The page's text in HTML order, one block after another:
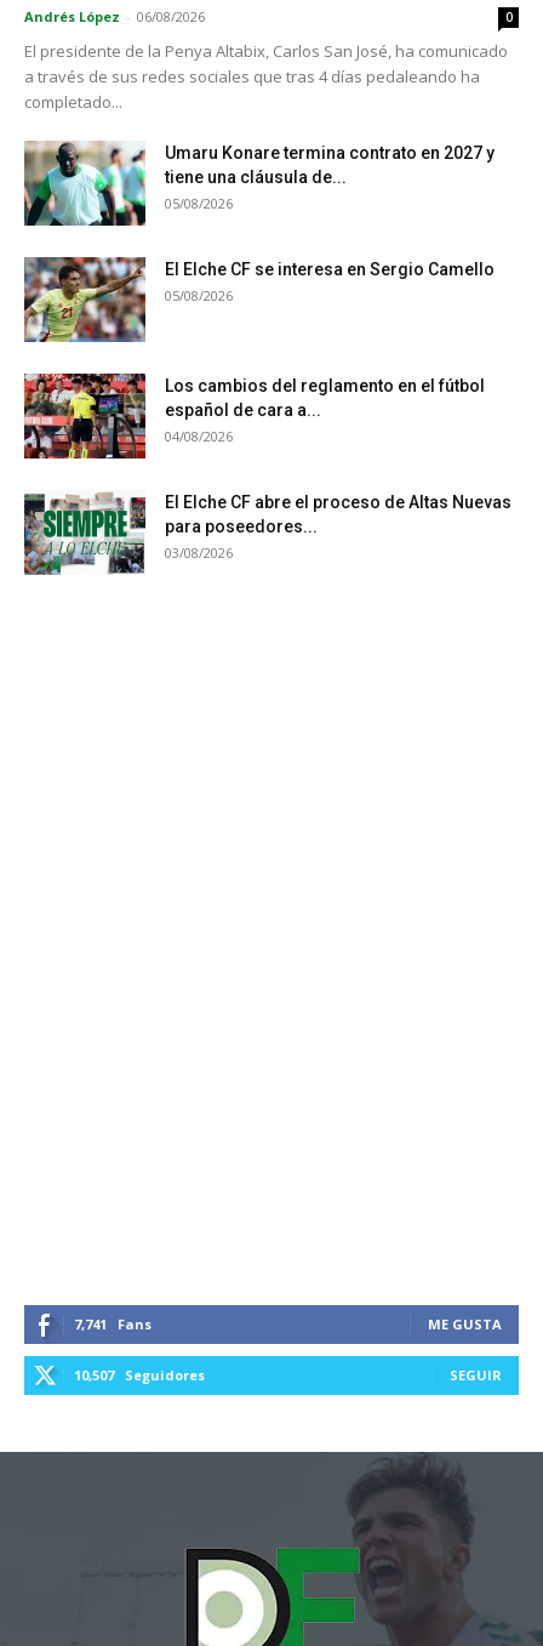
Andrés López - 06/08/2026 0
El presidente de la Penya Altabix, Carlos San José, ha comunicado
a través de sus redes sociales que tras 4 días pedaleando ha
completado...
Umaru Konare termina contrato en 2027 y
tiene una cláusula de...
05/08/2026
El Elche CF se interesa en Sergio Camello
05/08/2026
Los cambios del reglamento en el fútbol
español de cara a...
04/08/2026
El Elche CF abre el proceso de Altas Nuevas
para poseedores...
03/08/2026
7,741 Fans ME GUSTA
10,507 Seguidores SEGUIR